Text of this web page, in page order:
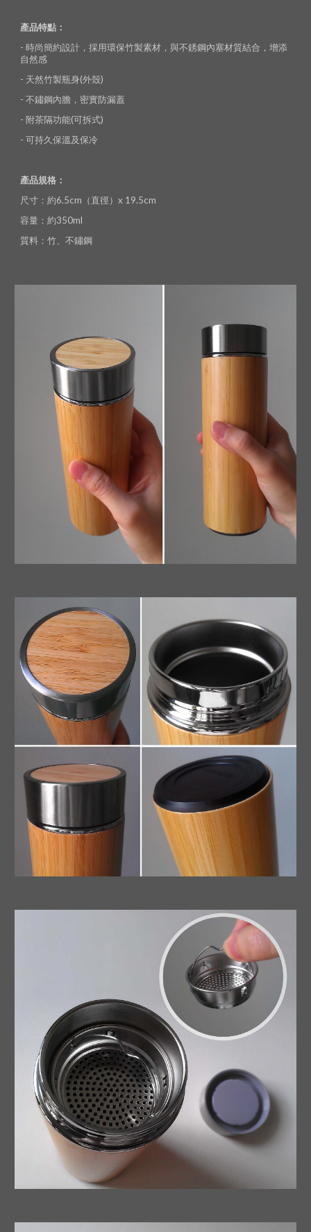
產品特點：
- 時尚簡約設計，採用環保竹製素材，與不銹鋼內塞材質結合，增添
自然感
- 天然竹製瓶身(外殼)
- 不鏽鋼內膽，密實防漏蓋
- 附茶隔功能(可拆式)
- 可持久保溫及保冷
產品規格：
尺寸：約6.5cm（直徑）x 19.5cm
容量：約350ml
質料：竹、不鏽鋼